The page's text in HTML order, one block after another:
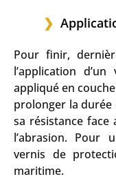
Pour finir,
l’application
appliqué en
prolonger la durée
sa résistance face
l’abrasion. Pour
vernis de
maritime.